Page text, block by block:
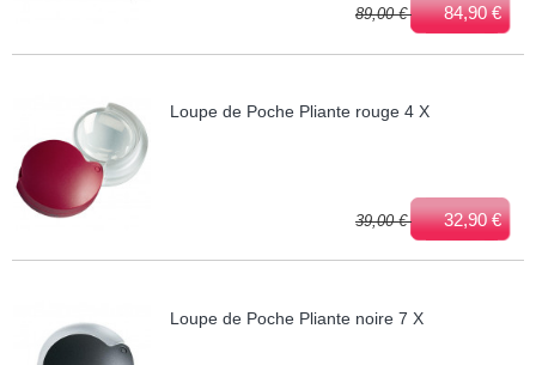
89,00 € 84,90 €
Loupe de Poche Pliante rouge 4 X
39,00 € 32,90 €
Loupe de Poche Pliante noire 7 X